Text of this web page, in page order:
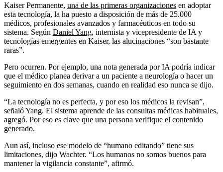
Kaiser Permanente, una de las primeras organizaciones en adoptar
esta tecnología, la ha puesto a disposición de más de 25.000
médicos, profesionales avanzados y farmacéuticos en todo su
sistema. Según Daniel Yang, internista y vicepresidente de IA y
tecnologías emergentes en Kaiser, las alucinaciones “son bastante
raras”.
Pero ocurren. Por ejemplo, una nota generada por IA podría indicar
que el médico planea derivar a un paciente a neurología o hacer un
seguimiento en dos semanas, cuando en realidad eso nunca se dijo.
“La tecnología no es perfecta, y por eso los médicos la revisan”,
señaló Yang. El sistema aprende de las consultas médicas habituales,
agregó. Por eso es clave que una persona verifique el contenido
generado.
Aun así, incluso ese modelo de “humano editando” tiene sus
limitaciones, dijo Wachter. “Los humanos no somos buenos para
mantener la vigilancia constante”, afirmó.